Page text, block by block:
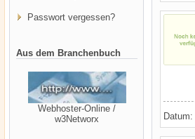
Passwort vergessen?
Aus dem Branchenbuch
Webhoster-Online /
w3Networx
Datum: